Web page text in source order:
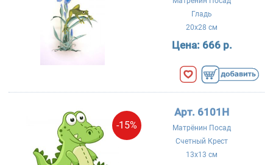
Гладь
20x28 см
Цена: 666 р.
-15%
Арт. 6101Н
Матрёнин Посад
Счетный Крест
13x13 см